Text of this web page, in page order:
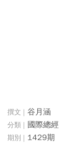
谷月涵
國際總經
1429期